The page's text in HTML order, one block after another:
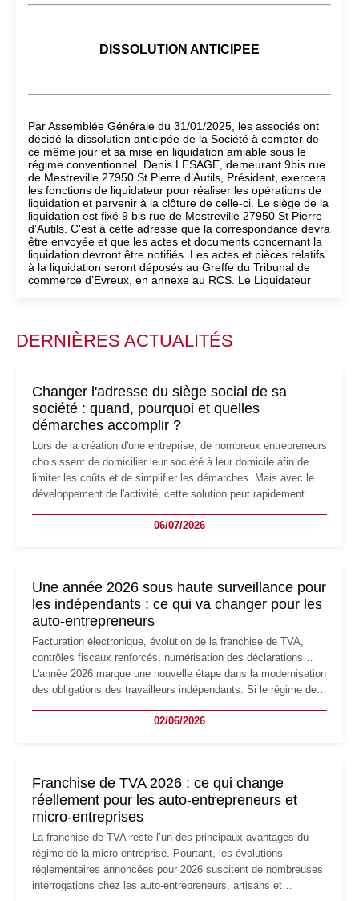
DISSOLUTION ANTICIPEE
Par Assemblée Générale du 31/01/2025, les associés ont
décidé la dissolution anticipée de la Société à compter de
ce même jour et sa mise en liquidation amiable sous le
régime conventionnel. Denis LESAGE, demeurant 9bis rue
de Mestreville 27950 St Pierre d’Autils, Président, exercera
les fonctions de liquidateur pour réaliser les opérations de
liquidation et parvenir à la clôture de celle-ci. Le siège de la
liquidation est fixé 9 bis rue de Mestreville 27950 St Pierre
d’Autils. C'est à cette adresse que la correspondance devra
être envoyée et que les actes et documents concernant la
liquidation devront être notifiés. Les actes et pièces relatifs
à la liquidation seront déposés au Greffe du Tribunal de
commerce d’Evreux, en annexe au RCS. Le Liquidateur
DERNIÈRES ACTUALITÉS
Changer l'adresse du siège social de sa
société : quand, pourquoi et quelles
démarches accomplir ?
Lors de la création d'une entreprise, de nombreux entrepreneurs
choisissent de domicilier leur société à leur domicile afin de
limiter les coûts et de simplifier les démarches. Mais avec le
développement de l'activité, cette solution peut rapidement
professionnels, recrutement, image de marque… Le
06/07/2026
Une année 2026 sous haute surveillance pour
les indépendants : ce qui va changer pour les
auto-entrepreneurs
Facturation électronique, évolution de la franchise de TVA,
contrôles fiscaux renforcés, numérisation des déclarations…
L'année 2026 marque une nouvelle étape dans la modernisation
des obligations des travailleurs indépendants. Si le régime de
les auto-entrepreneurs devront s'adapter à un environnement
02/06/2026
Franchise de TVA 2026 : ce qui change
réellement pour les auto-entrepreneurs et
micro-entreprises
La franchise de TVA reste l’un des principaux avantages du
régime de la micro-entreprise. Pourtant, les évolutions
réglementaires annoncées pour 2026 suscitent de nombreuses
interrogations chez les auto-entrepreneurs, artisans et